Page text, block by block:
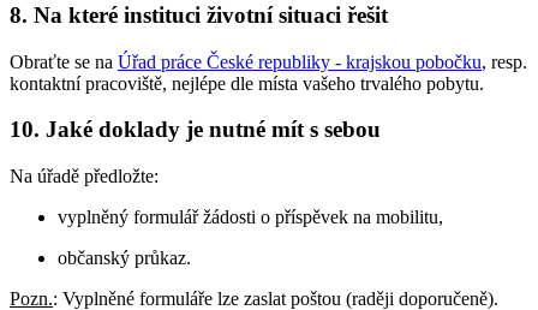
8. Na které instituci životní situaci řešit
Obraťte se na Úřad práce České republiky - krajskou pobočku, resp.
kontaktní pracoviště, nejlépe dle místa vašeho trvalého pobytu.
10. Jaké doklady je nutné mít s sebou
Na úřadě předložte:
vyplněný formulář žádosti o příspěvek na mobilitu,
občanský průkaz.
Pozn.: Vyplněné formuláře lze zaslat poštou (raději doporučeně).